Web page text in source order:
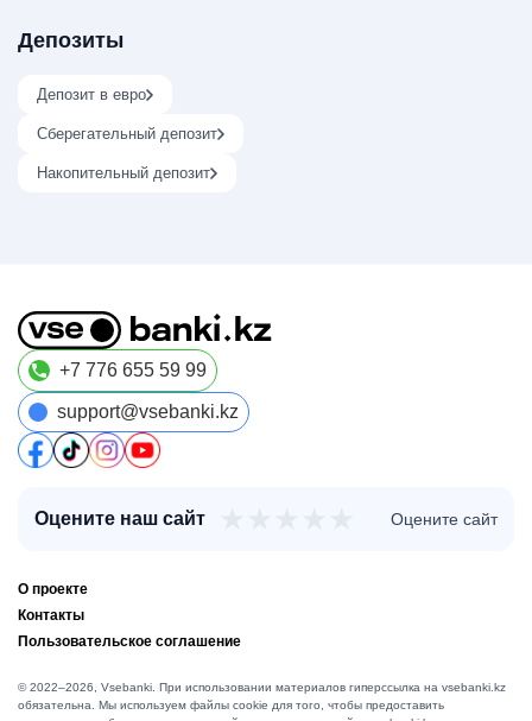
Депозиты
Депозит в евро
Сберегательный депозит
Накопительный депозит
+7 776 655 59 99
support@vsebanki.kz
Оцените наш сайт Оцените сайт
О проекте
Контакты
Пользовательское соглашение
© 2022–2026, Vsebanki. При использовании материалов гиперссылка на vsebanki.kz
обязательна. Мы используем файлы cookie для того, чтобы предоставить